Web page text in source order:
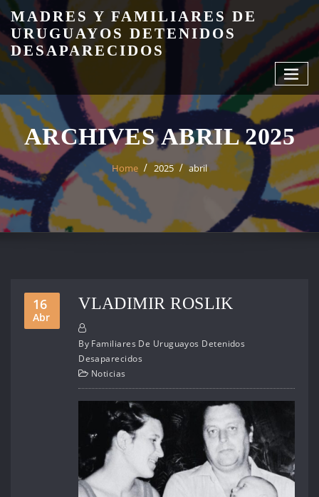
Skip
content
MADRES Y FAMILIARES DE
URUGUAYOS DETENIDOS
DESAPARECIDOS
ARCHIVES ABRIL 2025
Home 2025 abril
16
Abr
VLADIMIR ROSLIK
By Familiares De Uruguayos Detenidos
Desaparecidos
Noticias